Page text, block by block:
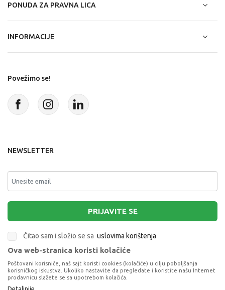
PONUDA ZA PRAVNA LICA
INFORMACIJE
Povežimo se!
NEWSLETTER
PRIJAVITE SE
Čitao sam i složio se sa uslovima korištenja
Terms of Serviceapply.
Ova web-stranica koristi kolačiće
Poštovani korisniče, naš sajt koristi cookies (kolačiće) u cilju poboljšanja
korisničkog iskustva. Ukoliko nastavite da pregledate i koristite našu Internet
prodavnicu slažete se sa upotrebom kolačića.